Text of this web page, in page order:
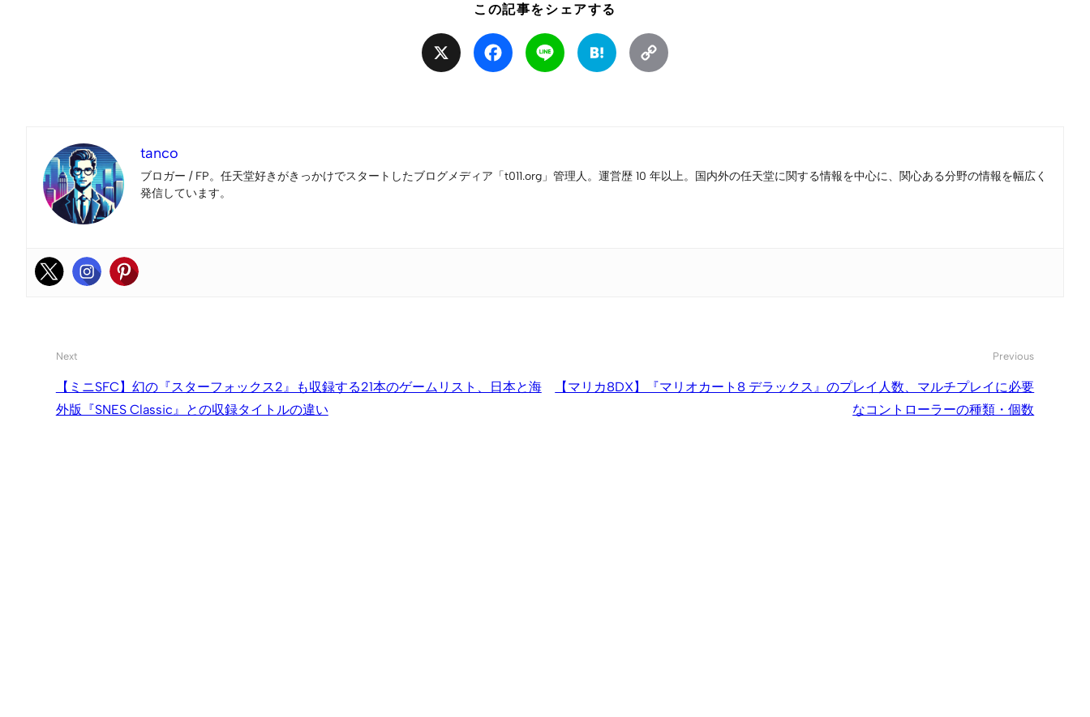
この記事をシェアする
Facebook Line Hatena
tanco
ブロガー / FP。任天堂好きがきっかけでスタートしたブログメディア「t011.org」管理人。運営歴 10 年以上。国内外の任天堂に関する情報を中心に、関心ある分野の情報を幅広く
発信しています。
Next
【ミニSFC】幻の『スターフォックス2』も収録する21本のゲームリスト、日本と海
外版『SNES Classic』との収録タイトルの違い
Previous
【マリカ8DX】『マリオカート8 デラックス』のプレイ人数、マルチプレイに必要
なコントローラーの種類・個数